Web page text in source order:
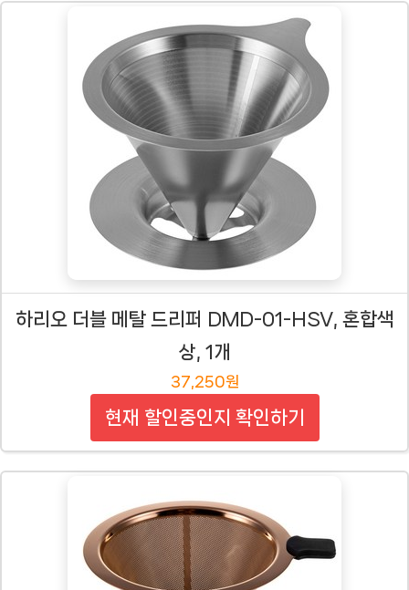
하리오 더블 메탈 드리퍼 DMD-01-HSV, 혼합색
상, 1개
37,250원
현재 할인중인지 확인하기